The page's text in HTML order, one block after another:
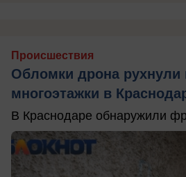
Происшествия
Обломки дрона рухнули
многоэтажки в
В Краснодаре обнаружили